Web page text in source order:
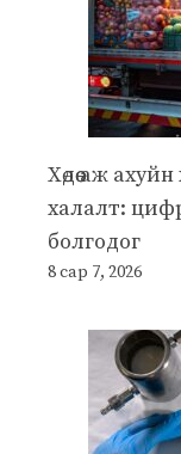
Хөдөө аж
халалт:
болгодог
8 сар 7, 2026